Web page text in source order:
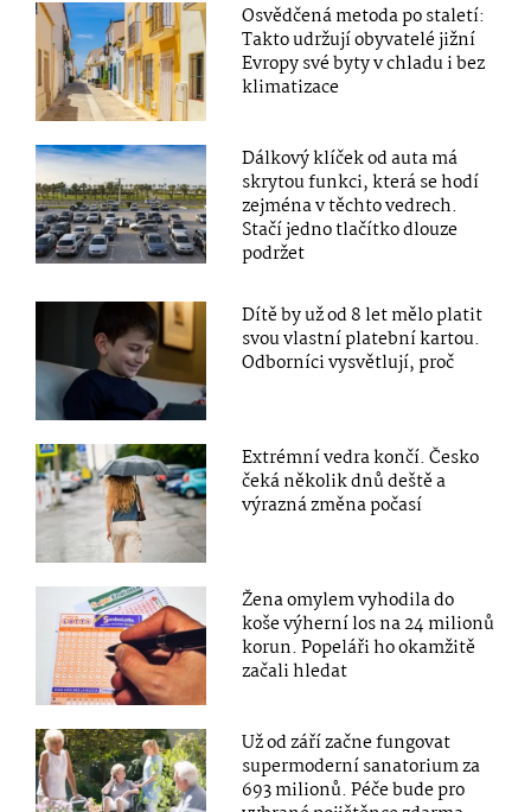
Osvědčená metoda po staletí:
Takto udržují obyvatelé jižní
Evropy své byty v chladu i bez
klimatizace
Dálkový klíček od auta má
skrytou funkci, která se hodí
zejména v těchto vedrech.
Stačí jedno tlačítko dlouze
podržet
Dítě by už od 8 let mělo platit
svou vlastní platební kartou.
Odborníci vysvětlují, proč
Extrémní vedra končí. Česko
čeká několik dnů deště a
výrazná změna počasí
Žena omylem vyhodila do
koše výherní los na 24 milionů
korun. Popeláři ho okamžitě
začali hledat
Už od září začne fungovat
supermoderní sanatorium za
693 milionů. Péče bude pro